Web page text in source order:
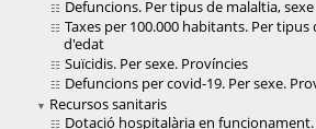
Defuncions. Per tipus de malaltia,
Taxes per 100.000 habitants. Per
d'edat
Suïcidis. Per sexe. Províncies
Defuncions per covid-19. Per sexe.
Recursos sanitaris
Dotació hospitalària en